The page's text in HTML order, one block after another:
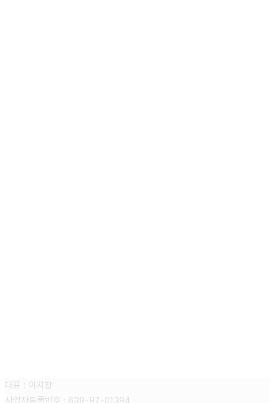
대표 : 이지창
사업자등록번호 : 639-87-01394